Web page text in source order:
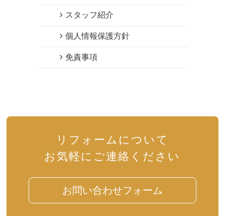
スタッフ紹介
個人情報保護方針
免責事項
リフォームについて
お気軽にご連絡ください
お問い合わせフォーム